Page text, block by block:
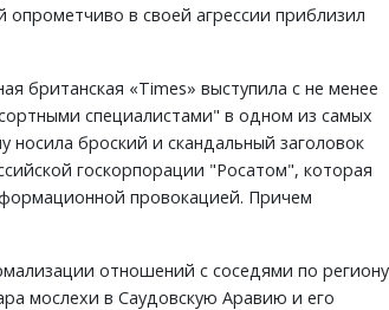
в своей агрессии приблизил
британская «Times» выступила с не менее
специалистами" в одном из самых
носила броский и скандальный заголовок
госкорпорации "Росатом", которая
провокацией. Причем
отношений с соседями по
мослехи в Саудовскую Аравию и его